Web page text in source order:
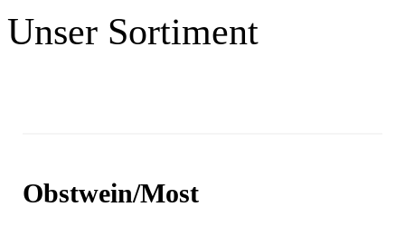
Unser Sortiment
Obstwein/Most